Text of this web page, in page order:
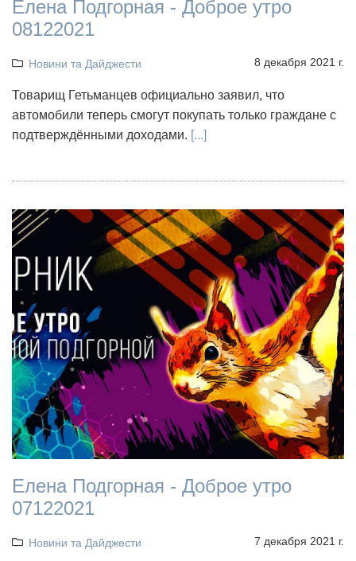
Елена Подгорная - Доброе утро
08122021
Новини та Дайджести 8 декабря 2021 г.
Товарищ Гетьманцев официально заявил, что
автомобили теперь смогут покупать только граждане с
подтверждёнными доходами. [...]
Елена Подгорная - Доброе утро
07122021
Новини та Дайджести 7 декабря 2021 г.